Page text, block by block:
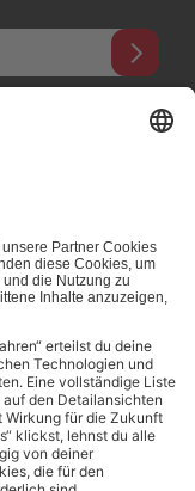
Newsletter, der
(z.B. Account-
bereitgestellten
Netzwerken